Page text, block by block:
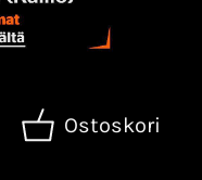
Ostoskori